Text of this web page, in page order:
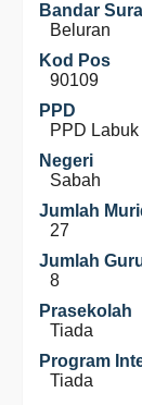
Bandar
Beluran
Kod Pos
90109
PPD
PPD
Negeri
Sabah
Jumlah
27
Jumlah
8
Prasekolah
Tiada
Program
Tiada